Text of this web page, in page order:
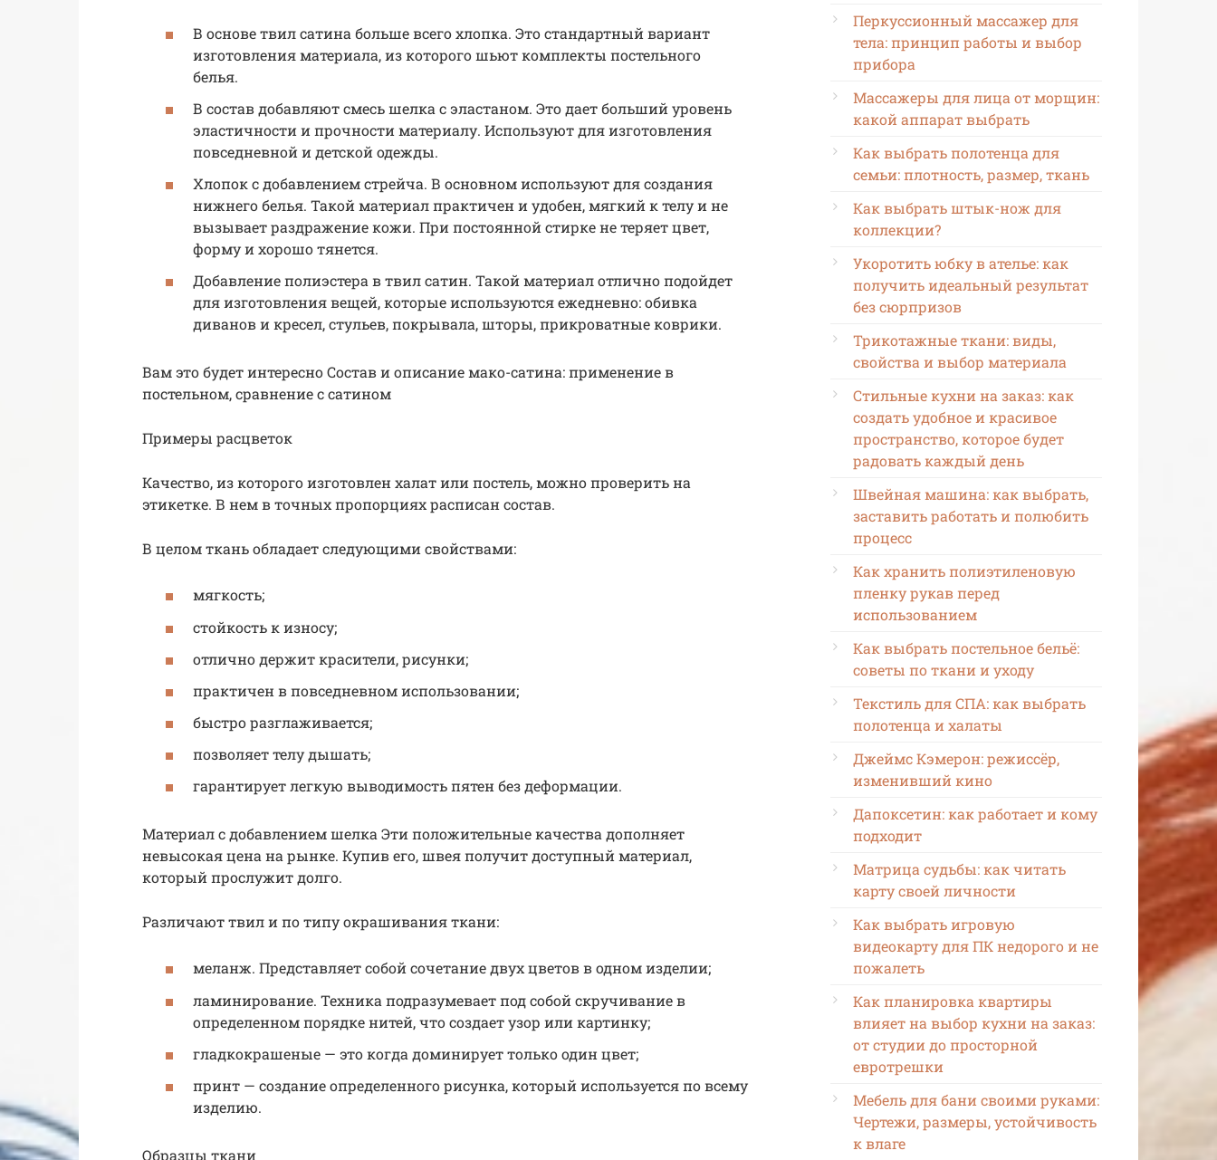
В основе твил сатина больше всего хлопка. Это стандартный вариант
изготовления материала, из которого шьют комплекты постельного
белья.
В состав добавляют смесь шелка с эластаном. Это дает больший уровень
эластичности и прочности материалу. Используют для изготовления
повседневной и детской одежды.
Хлопок с добавлением стрейча. В основном используют для создания
нижнего белья. Такой материал практичен и удобен, мягкий к телу и не
вызывает раздражение кожи. При постоянной стирке не теряет цвет,
форму и хорошо тянется.
Добавление полиэстера в твил сатин. Такой материал отлично подойдет
для изготовления вещей, которые используются ежедневно: обивка
диванов и кресел, стульев, покрывала, шторы, прикроватные коврики.
Вам это будет интересно Состав и описание мако-сатина: применение в
постельном, сравнение с сатином
Примеры расцветок
​Качество, из которого изготовлен халат или постель, можно проверить на
этикетке. В нем в точных пропорциях расписан состав.
В целом ткань обладает следующими свойствами:
мягкость;
стойкость к износу;
отлично держит красители, рисунки;
практичен в повседневном использовании;
быстро разглаживается;
позволяет телу дышать;
гарантирует легкую выводимость пятен без деформации.
Материал с добавлением шелка Эти положительные качества дополняет
невысокая цена на рынке. Купив его, швея получит доступный материал,
который прослужит долго.
Различают твил и по типу окрашивания ткани:
меланж. Представляет собой сочетание двух цветов в одном изделии;
ламинирование. Техника подразумевает под собой скручивание в
определенном порядке нитей, что создает узор или картинку;
гладкокрашеные —​ это когда доминирует только один цвет;
принт —​ создание определенного рисунка, который используется по всему
изделию.
Образцы ткани
Перкуссионный массажер для
тела: принцип работы и выбор
прибора
Массажеры для лица от морщин:
какой аппарат выбрать
Как выбрать полотенца для
семьи: плотность, размер, ткань
Как выбрать штык-нож для
коллекции?
Укоротить юбку в ателье: как
получить идеальный результат
без сюрпризов
Трикотажные ткани: виды,
свойства и выбор материала
Стильные кухни на заказ: как
создать удобное и красивое
пространство, которое будет
радовать каждый день
Швейная машина: как выбрать,
заставить работать и полюбить
процесс
Как хранить полиэтиленовую
пленку рукав перед
использованием
Как выбрать постельное бельё:
советы по ткани и уходу
Текстиль для СПА: как выбрать
полотенца и халаты
Джеймс Кэмерон: режиссёр,
изменивший кино
Дапоксетин: как работает и кому
подходит
Матрица судьбы: как читать
карту своей личности
Как выбрать игровую
видеокарту для ПК недорого и не
пожалеть
Как планировка квартиры
влияет на выбор кухни на заказ:
от студии до просторной
евротрешки
Мебель для бани своими руками:
Чертежи, размеры, устойчивость
к влаге